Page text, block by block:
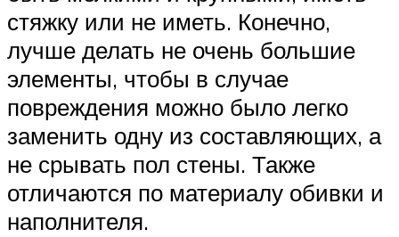
стяжку или не иметь. Конечно,
лучше делать не очень большие
элементы, чтобы в случае
повреждения можно было легко
заменить одну из составляющих, а
не срывать пол стены. Также
отличаются по материалу обивки и
наполнителя.